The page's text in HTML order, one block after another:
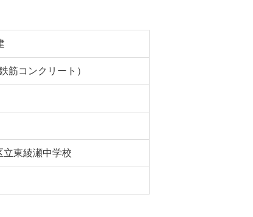
筋コンクリート）
立東綾瀬中学校